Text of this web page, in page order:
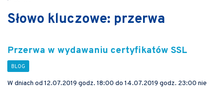
Słowo kluczowe: przerwa
Przerwa w wydawaniu certyfikatów SSL
W dniach od 12.07.2019 godz. 18:00 do 14.07.2019 godz. 23:00 nie